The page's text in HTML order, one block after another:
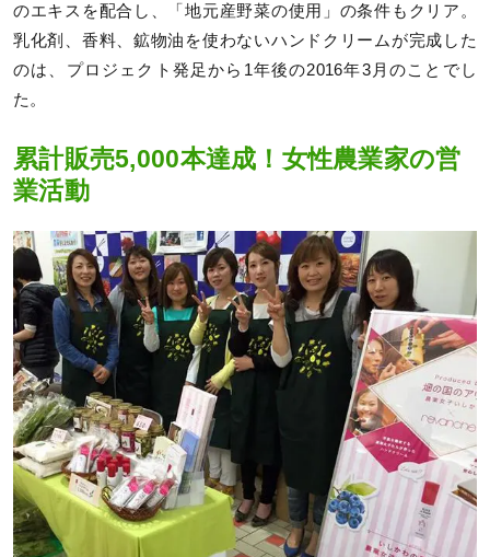
のエキスを配合し、「地元産野菜の使用」の条件もクリア。
乳化剤、香料、鉱物油を使わないハンドクリームが完成した
のは、プロジェクト発足から1年後の2016年3月のことでし
た。
累計販売5,000本達成！女性農業家の営
業活動